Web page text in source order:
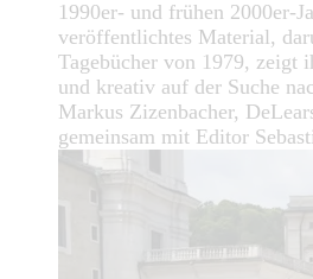
1990er- und frühen 2000er-
veröffentlichtes Material,
Tagebücher von 1979, zeigt
und kreativ auf der Suche
Markus Zizenbacher,
gemeinsam mit Editor